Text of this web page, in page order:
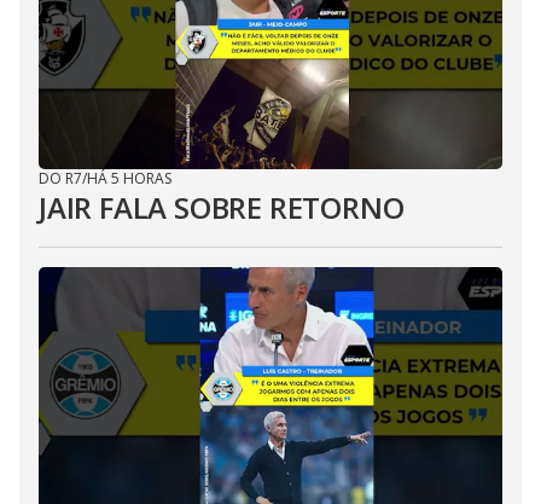
DO R7/HÁ 5 HORAS
JAIR FALA SOBRE RETORNO